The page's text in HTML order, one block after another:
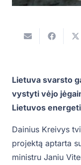
Lietuva svarsto
vystyti vėjo
Lietuvos
Dainius Kreivys
projektą aptarta
ministru Janiu